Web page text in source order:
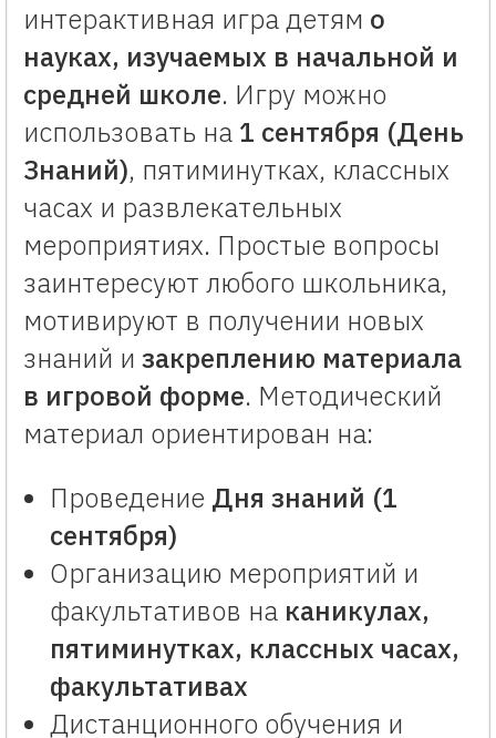
интерактивная игра детям о
науках, изучаемых в начальной и
средней школе. Игру можно
использовать на 1 сентября (День
Знаний), пятиминутках, классных
часах и развлекательных
мероприятиях. Простые вопросы
заинтересуют любого школьника,
мотивируют в получении новых
знаний и закреплению материала
в игровой форме. Методический
материал ориентирован на:
Проведение Дня знаний (1
сентября)
Организацию мероприятий и
факультативов на каникулах,
пятиминутках, классных часах,
факультативах
Дистанционного обучения и